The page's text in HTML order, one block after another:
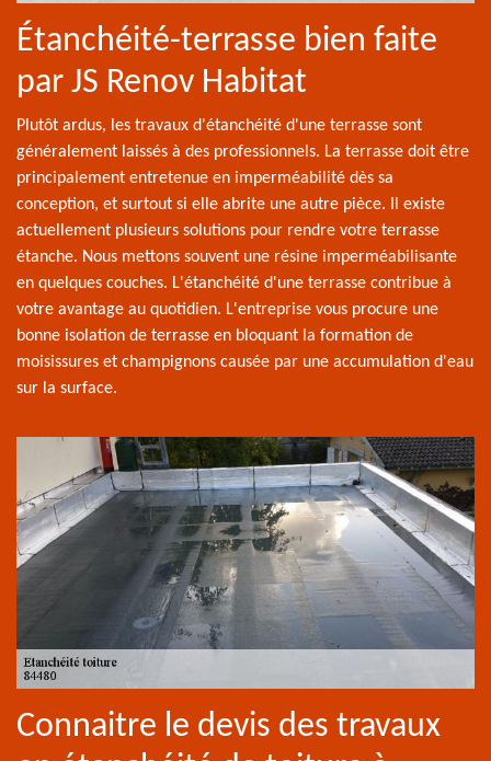
Étanchéité-terrasse bien faite
par JS Renov Habitat
Plutôt ardus, les travaux d'étanchéité d'une terrasse sont
généralement laissés à des professionnels. La terrasse doit être
principalement entretenue en imperméabilité dès sa
conception, et surtout si elle abrite une autre pièce. Il existe
actuellement plusieurs solutions pour rendre votre terrasse
étanche. Nous mettons souvent une résine imperméabilisante
en quelques couches. L'étanchéité d'une terrasse contribue à
votre avantage au quotidien. L'entreprise vous procure une
bonne isolation de terrasse en bloquant la formation de
moisissures et champignons causée par une accumulation d'eau
sur la surface.
Connaitre le devis des travaux